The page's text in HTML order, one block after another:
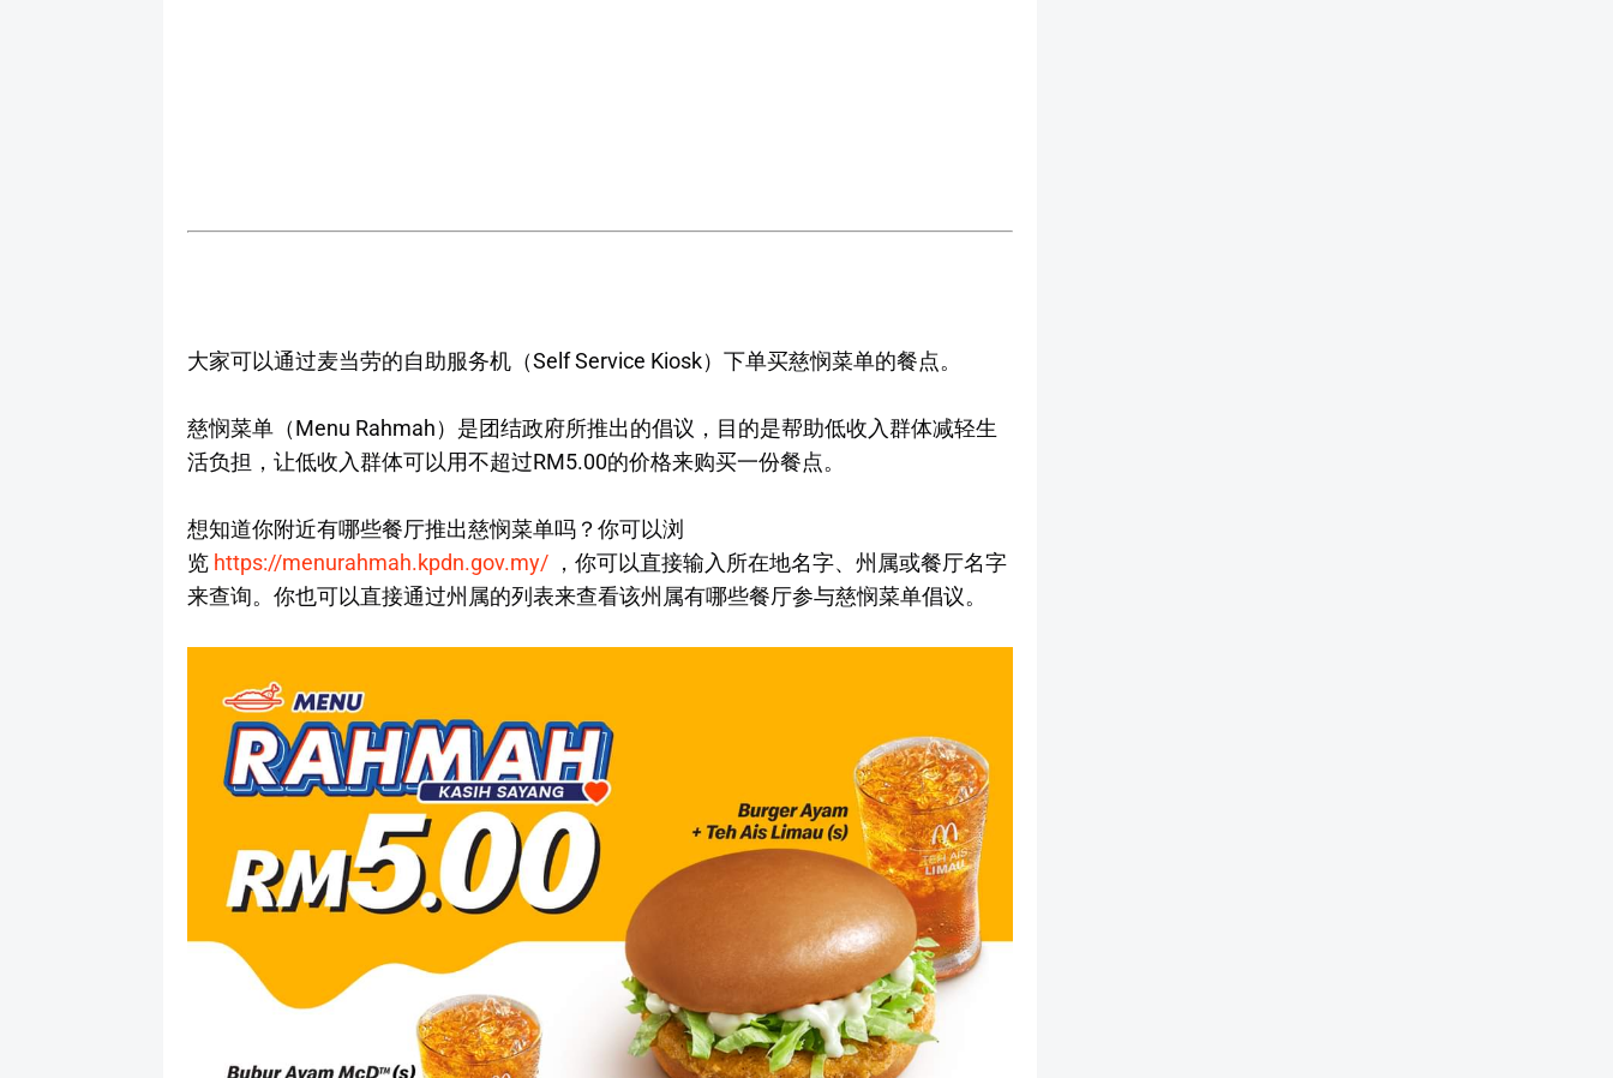
大家可以通过麦当劳的自助服务机（Self Service Kiosk）下单买慈悯菜单的餐点。
慈悯菜单（Menu Rahmah）是团结政府所推出的倡议，目的是帮助低收入群体减轻生
活负担，让低收入群体可以用不超过RM5.00的价格来购买一份餐点。
想知道你附近有哪些餐厅推出慈悯菜单吗？你可以浏
览 https://menurahmah.kpdn.gov.my/，你可以直接输入所在地名字、州属或餐厅名字
来查询。你也可以直接通过州属的列表来查看该州属有哪些餐厅参与慈悯菜单倡议。